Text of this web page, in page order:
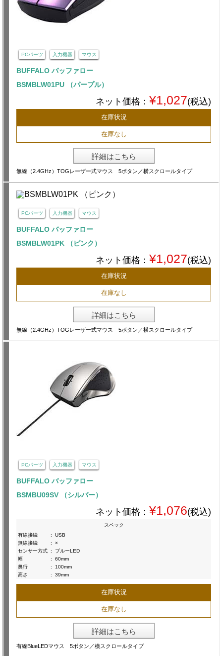
PCパーツ 入力機器 マウス
BUFFALO バッファロー
BSMBLW01PU （パープル）
ネット価格： ¥1,027(税込)
在庫状況
在庫なし
詳細はこちら
無線（2.4GHz）TOGレーザー式マウス 5ボタン／横スクロールタイプ
PCパーツ 入力機器 マウス
BUFFALO バッファロー
BSMBLW01PK （ピンク）
ネット価格： ¥1,027(税込)
在庫状況
在庫なし
詳細はこちら
無線（2.4GHz）TOGレーザー式マウス 5ボタン／横スクロールタイプ
PCパーツ 入力機器 マウス
BUFFALO バッファロー
BSMBU09SV （シルバー）
ネット価格： ¥1,076(税込)
スペック
有線接続
:
USB
無線接続
:
×
センサー方式 :
ブルーLED
幅
:
60mm
奥行
:
100mm
高さ
: 39mm
在庫状況
在庫なし
詳細はこちら
有線BlueLEDマウス 5ボタン／横スクロールタイプ